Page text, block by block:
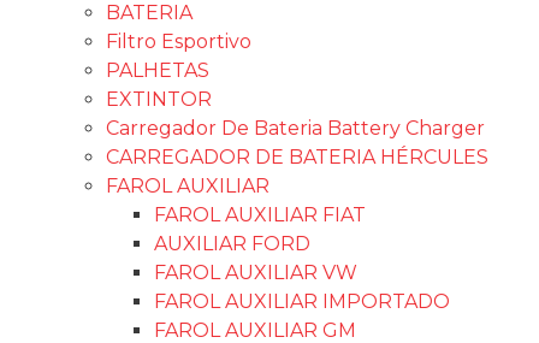
BATERIA
Filtro Esportivo
PALHETAS
EXTINTOR
Carregador De Bateria Battery Charger
CARREGADOR DE BATERIA HÉRCULES
FAROL AUXILIAR
FAROL AUXILIAR FIAT
AUXILIAR FORD
FAROL AUXILIAR VW
FAROL AUXILIAR IMPORTADO
FAROL AUXILIAR GM